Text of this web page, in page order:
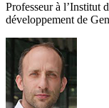
Professeur à l’Institut
développement de